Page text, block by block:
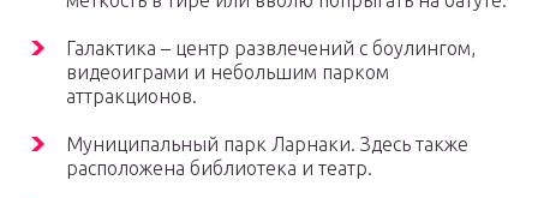
Галактика – центр развлечений с боулингом,
видеоиграми и небольшим парком
аттракционов.
Муниципальный парк Ларнаки. Здесь также
расположена библиотека и театр.